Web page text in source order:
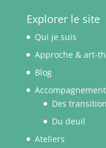
Explorer le site
Qui je suis
Approche & art-
Blog
Des
Du deuil
Ateliers